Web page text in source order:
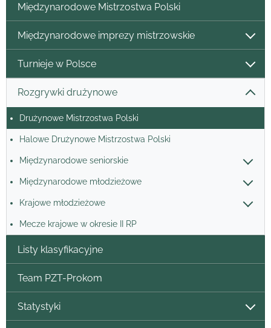
Międzynarodowe Mistrzostwa Polski
Międzynarodowe imprezy mistrzowskie
Turnieje w Polsce
Rozgrywki drużynowe
Drużynowe Mistrzostwa Polski
Halowe Drużynowe Mistrzostwa Polski
Międzynarodowe seniorskie
Międzynarodowe młodzieżowe
Krajowe młodzieżowe
Mecze krajowe w okresie II RP
Listy klasyfikacyjne
Team PZT-Prokom
Statystyki